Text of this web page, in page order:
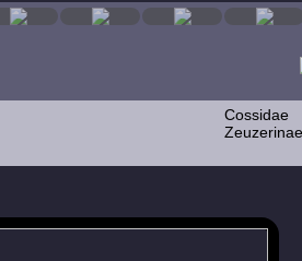
Cossidae
Zeuzerinae